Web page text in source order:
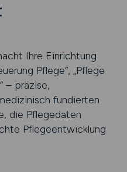
Ihre Einrichtung
Pflege“, „Pflege
– präzise,
fundierten
die Pflegedaten
Pflegeentwicklung